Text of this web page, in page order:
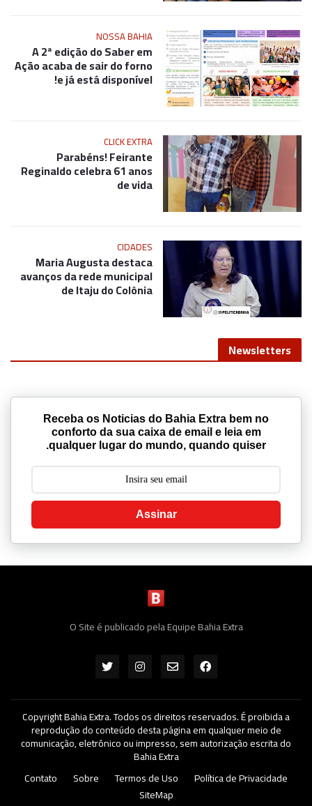
NOSSA BAHIA
A 2ª edição do Saber em
Ação acaba de sair do forno
e já está disponível!
CLICK EXTRA
Parabéns! Feirante
Reginaldo celebra 61 anos
de vida
CIDADES
Maria Augusta destaca
avanços da rede municipal
de Itaju do Colônia
Newsletters
Receba os Noticias do Bahia Extra bem no
conforto da sua caixa de email e leia em
qualquer lugar do mundo, quando quiser.
Assinar
O Site é publicado pela Equipe Bahia Extra
Copyright Bahia Extra. Todos os direitos reservados. É proibida a
reprodução do conteúdo desta página em qualquer meio de
comunicação, eletrônico ou impresso, sem autorização escrita do
Bahia Extra
Política de Privacidade
Termos de Uso
Sobre
Contato
SiteMap